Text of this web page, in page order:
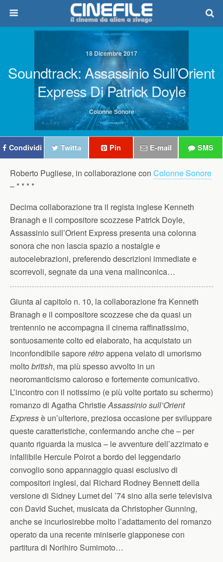
18 Dicembre 2017
Soundtrack: Assassinio Sull’Orient
Express Di Patrick Doyle
Colonne Sonore
Condividi Twitta Pin E-mail SMS
Roberto Pugliese, in collaborazione con Colonne Sonore
– * * * *
Decima collaborazione tra il regista inglese Kenneth
Branagh e il compositore scozzese Patrick Doyle,
Assassinio sull’Orient Express presenta una colonna
sonora che non lascia spazio a nostalgie e
autocelebrazioni, preferendo descrizioni immediate e
scorrevoli, segnate da una vena malinconica…
Giunta al capitolo n. 10, la collaborazione fra Kenneth
Branagh e il compositore scozzese che da quasi un
trentennio ne accompagna il cinema raffinatissimo,
sontuosamente colto ed elaborato, ha acquistato un
inconfondibile saporerétroappena velato di umorismo
molto british, ma più spesso avvolto in un
neoromanticismo caloroso e fortemente comunicativo.
L’incontro con il notissimo (e più volte portato su schermo)
romanzo di Agatha ChristieAssassinio sull’Orient
Expressè un’ulteriore, preziosa occasione per sviluppare
queste caratteristiche, confermando anche che – per
quanto riguarda la musica – le avventure dell’azzimato e
infallibile Hercule Poirot a bordo del leggendario
convoglio sono appannaggio quasi esclusivo di
compositori inglesi, dal Richard Rodney Bennett della
versione di Sidney Lumet del ’74 sino alla serie televisiva
con David Suchet, musicata da Christopher Gunning,
anche se incuriosirebbe molto l’adattamento del romanzo
operato da una recente miniserie giapponese con
partitura di Norihiro Sumimoto…